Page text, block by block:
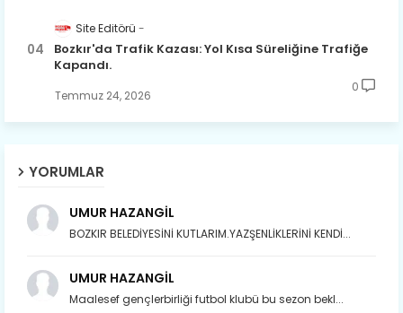
Site Editörü
Bozkır'da Trafik Kazası: Yol Kısa Süreliğine Trafiğe
Kapandı.
Temmuz 24, 2026
0
YORUMLAR
UMUR HAZANGİL
BOZKIR BELEDİYESİNİ KUTLARIM.YAZŞENLİKLERİNİ KENDİ...
UMUR HAZANGİL
Maalesef gençlerbirliği futbol klubü bu sezon bekl...